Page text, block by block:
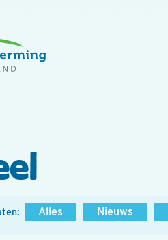
Alles Nieuws